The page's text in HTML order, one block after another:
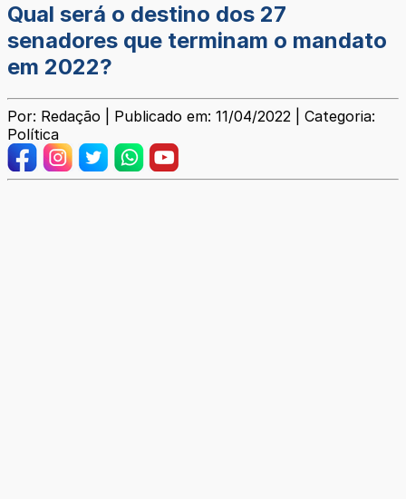
Qual será o destino dos 27
senadores que terminam o mandato
em 2022?
Por: Redação | Publicado em: 11/04/2022 | Categoria:
Política